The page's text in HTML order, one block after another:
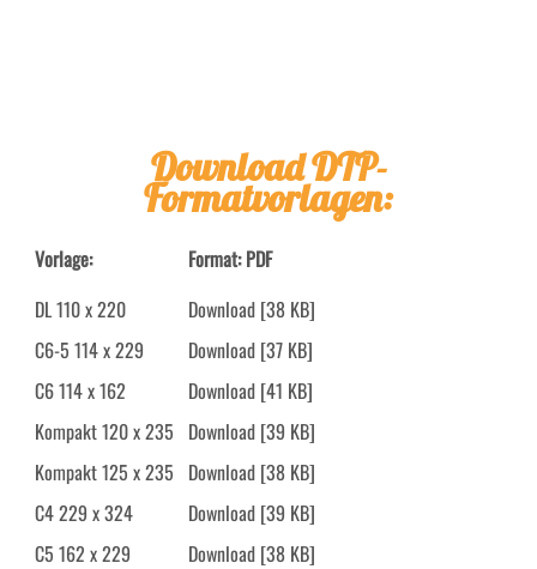
Download DTP-
Formatvorlagen:
Vorlage:
Format: PDF
DL 110 x 220
Download [38 KB]
C6-5 114 x 229
Download [37 KB]
C6 114 x 162
Download [41 KB]
Kompakt 120 x 235 Download [39 KB]
Kompakt 125 x 235 Download [38 KB]
C4 229 x 324
Download [39 KB]
C5 162 x 229
Download [38 KB]